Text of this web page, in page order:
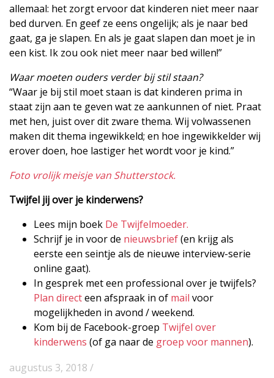
allemaal: het zorgt ervoor dat kinderen niet meer naar
bed durven. En geef ze eens ongelijk; als je naar bed
gaat, ga je slapen. En als je gaat slapen dan moet je in
een kist. Ik zou ook niet meer naar bed willen!”
Waar moeten ouders verder bij stil staan?
“Waar je bij stil moet staan is dat kinderen prima in
staat zijn aan te geven wat ze aankunnen of niet. Praat
met hen, juist over dit zware thema. Wij volwassenen
maken dit thema ingewikkeld; en hoe ingewikkelder wij
erover doen, hoe lastiger het wordt voor je kind.”
Foto vrolijk meisje van Shutterstock.
Twijfel jij over je kinderwens?
Lees mijn boek De Twijfelmoeder.
Schrijf je in voor de nieuwsbrief(en krijg als
eerste een seintje als de nieuwe interview-serie
online gaat).
In gesprek met een professional over je twijfels?
Plan directeen afspraak in of mail voor
mogelijkheden in avond / weekend.
Kom bij de Facebook-groep Twijfel over
kinderwens (of ga naar de groep voor mannen).
augustus 3, 2018 /